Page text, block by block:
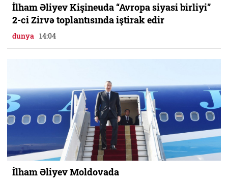
İlham Əliyev Kişineuda “Avropa siyasi birliyi”
2-ci Zirvə toplantısında iştirak edir
dunya 14:04
İlham Əliyev Moldovada